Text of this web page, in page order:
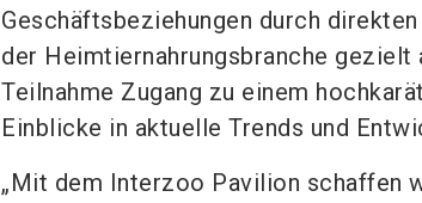
Geschäftsbeziehungen durch
der Heimtiernahrungsbranche
Teilnahme Zugang zu einem
Einblicke in aktuelle Trends und
„Mit dem Interzoo Pavilion schaffen